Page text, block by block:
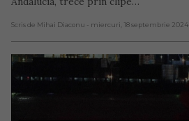
Scris de Mihai Diaconu - miercuri, 18 septembrie 2024